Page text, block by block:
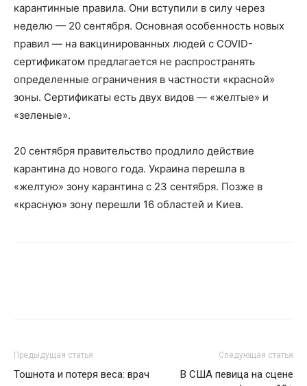
карантинные правила. Они вступили в силу через
неделю — 20 сентября. Основная особенность новых
правил — на вакцинированных людей с COVID-
сертификатом предлагается не распространять
определенные ограничения в частности «красной»
зоны. Сертификаты есть двух видов — «желтые» и
«зеленые».
20 сентября правительство продлило действие
карантина до нового года. Украина перешла в
«желтую» зону карантина с 23 сентября. Позже в
«красную» зону перешли 16 областей и Киев.
Предыдущая статья
Тошнота и потеря веса: врач
Следующая статья
В США певица на сцене